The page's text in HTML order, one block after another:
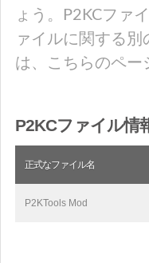
ょう。P2KCファ
ァイルに関する
は、こちらのペー
P2KCファイル情
正式なファイル名
P2KTools Mod